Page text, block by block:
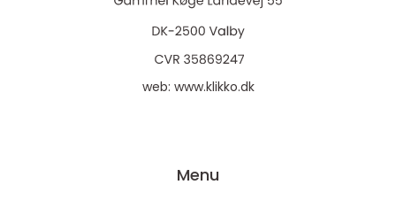
web: www.klikko.dk
Menu